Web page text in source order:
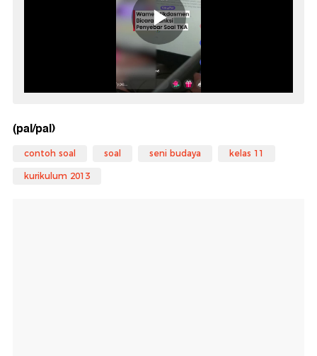
(pal/pal)
contoh soal soal seni budaya kelas 11
kurikulum 2013